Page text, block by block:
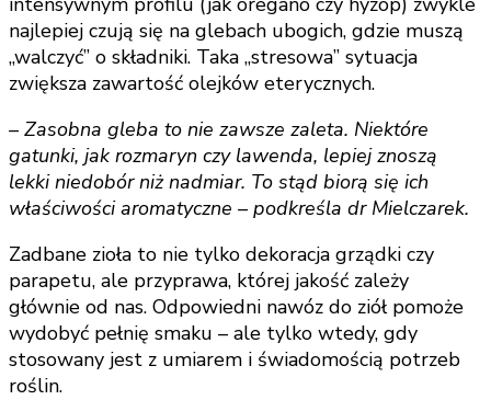
najlepiej czują się na glebach ubogich, gdzie muszą
„walczyć” o składniki. Taka „stresowa” sytuacja
zwiększa zawartość olejków eterycznych.
– Zasobna gleba to nie zawsze zaleta. Niektóre
gatunki, jak rozmaryn czy lawenda, lepiej znoszą
lekki niedobór niż nadmiar. To stąd biorą się ich
właściwości aromatyczne – podkreśla dr Mielczarek.
Zadbane zioła to nie tylko dekoracja grządki czy
parapetu, ale przyprawa, której jakość zależy
głównie od nas. Odpowiedni nawóz do ziół pomoże
wydobyć pełnię smaku – ale tylko wtedy, gdy
stosowany jest z umiarem i świadomością potrzeb
roślin.